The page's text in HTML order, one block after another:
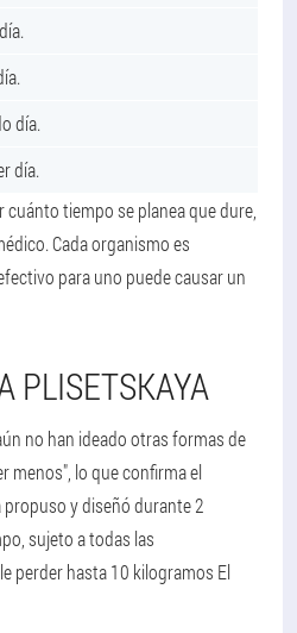
día.
día.
tiempo se planea que dure,
Cada organismo es
para uno puede causar un
PLISETSKAYA
no han ideado otras formas de
menos", lo que confirma el
y diseñó durante 2
sujeto a todas las
perder hasta 10 kilogramos El